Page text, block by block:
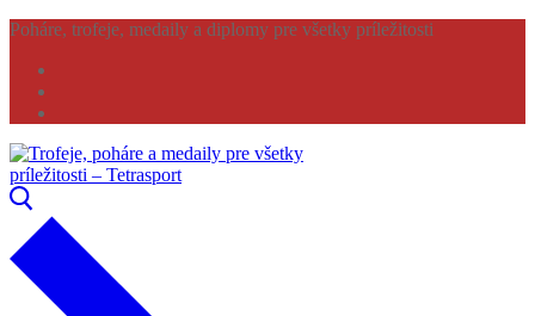
Preskočiť
obsah
Menu
Zavrieť
Poháre, trofeje, medaily a diplomy pre všetky príležitosti